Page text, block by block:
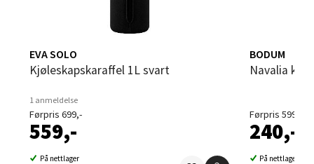
EVA SOLO
Kjøleskapskaraffel 1L svart
1 anmeldelse
Førpris 699,-
559,-
På nettlager
BODUM
Navalia
Førpris 599,-
240,-
På nettlager
Velg
Sortland - Sortland Storsenter